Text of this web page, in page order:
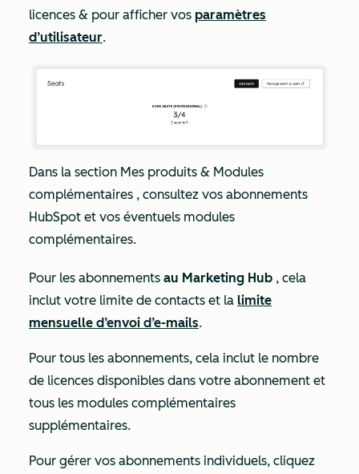
licences & pour afficher vos paramètres
d’utilisateur.
Dans la section Mes produits & Modules
complémentaires , consultez vos abonnements
HubSpot et vos éventuels modules
complémentaires.
Pour les abonnements au Marketing Hub , cela
inclut votre limite de contacts et la limite
mensuelle d’envoi d’e-mails.
Pour tous les abonnements, cela inclut le nombre
de licences disponibles dans votre abonnement et
tous les modules complémentaires
supplémentaires.
Pour gérer vos abonnements individuels, cliquez